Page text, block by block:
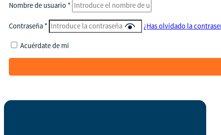
Nombre de usuario *
Contraseña * ¿Has olvidado la
Acuérdate de mí